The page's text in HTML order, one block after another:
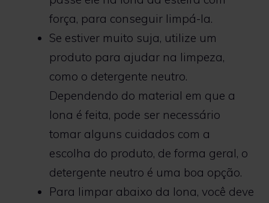
força, para conseguir limpá-la.
Se estiver muito suja, utilize um
produto para ajudar na limpeza,
como o detergente neutro.
Dependendo do material em que a
lona é feita, pode ser necessário
tomar alguns cuidados com a
escolha do produto, de forma geral, o
detergente neutro é uma boa opção.
Para limpar abaixo da lona, você deve